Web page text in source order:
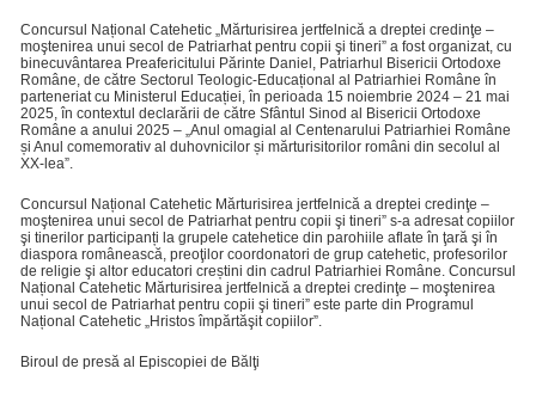
Concursul Național Catehetic „Mărturisirea jertfelnică a dreptei credinţe –
moştenirea unui secol de Patriarhat pentru copii şi tineri” a fost organizat, cu
binecuvântarea Preafericitului Părinte Daniel, Patriarhul Bisericii Ortodoxe
Române, de către Sectorul Teologic-Educațional al Patriarhiei Române în
parteneriat cu Ministerul Educației, în perioada 15 noiembrie 2024 – 21 mai
2025, în contextul declarării de către Sfântul Sinod al Bisericii Ortodoxe
Române a anului 2025 – „Anul omagial al Centenarului Patriarhiei Române
și Anul comemorativ al duhovnicilor și mărturisitorilor români din secolul al
XX-lea”.
Concursul Național Catehetic Mărturisirea jertfelnică a dreptei credinţe –
moştenirea unui secol de Patriarhat pentru copii şi tineri” s-a adresat copiilor
şi tinerilor participanți la grupele catehetice din parohiile aflate în ţară şi în
diaspora românească, preoţilor coordonatori de grup catehetic, profesorilor
de religie şi altor educatori creștini din cadrul Patriarhiei Române. Concursul
Național Catehetic Mărturisirea jertfelnică a dreptei credinţe – moştenirea
unui secol de Patriarhat pentru copii şi tineri” este parte din Programul
Național Catehetic „Hristos împărtăşit copiilor”.
Biroul de presă al Episcopiei de Bălţi